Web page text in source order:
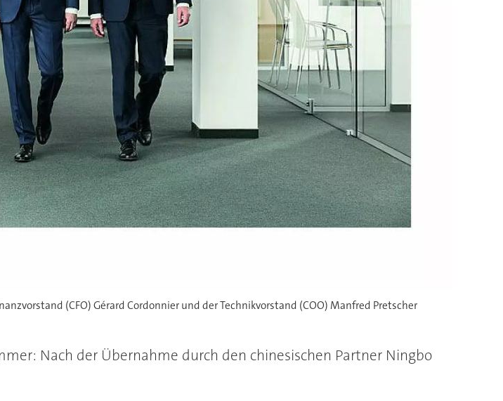
(CFO) Gérard Cordonnier und der Technikvorstand (COO) Manfred Pretscher
Nach der Übernahme durch den chinesischen Partner Ningbo